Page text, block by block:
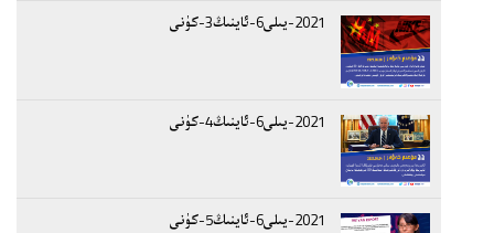
2021-يىلى6-ئاينىڭ3-كۈنى
2021-يىلى6-ئاينىڭ4-كۈنى
2021-يىلى6-ئاينىڭ5-كۈنى